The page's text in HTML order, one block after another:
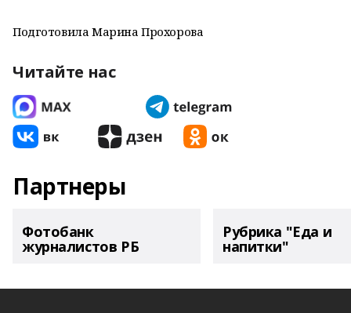
Подготовила Марина Прохорова
Читайте нас
Партнеры
Фотобанк
журналистов РБ
Рубрика "Еда и
напитки"